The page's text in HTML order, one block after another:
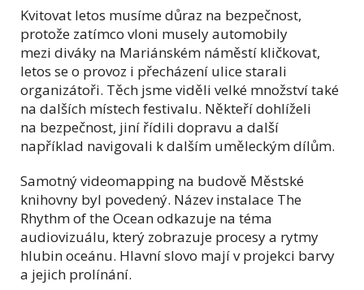
Kvitovat letos musíme důraz na bezpečnost,
protože zatímco vloni musely automobily
mezi diváky na Mariánském náměstí kličkovat,
letos se o provoz i přecházení ulice starali
organizátoři. Těch jsme viděli velké množství také
na dalších místech festivalu. Někteří dohlíželi
na bezpečnost, jiní řídili dopravu a další
například navigovali k dalším uměleckým dílům.
Samotný videomapping na budově Městské
knihovny byl povedený. Název instalace The
Rhythm of the Ocean odkazuje na téma
audiovizuálu, který zobrazuje procesy a rytmy
hlubin oceánu. Hlavní slovo mají v projekci barvy
a jejich prolínání.